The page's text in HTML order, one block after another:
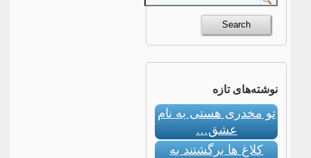
نوشته‌های تازه
تو مخدری هستی به نام
عشق…
کلاغ ها برگشتند به